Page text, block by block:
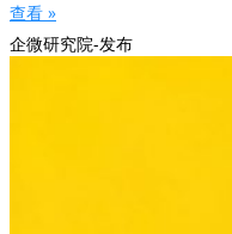
查看 »
企微研究院-发布